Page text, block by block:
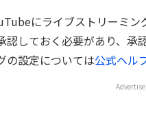
にライブストリーミ
認しておく必要があり、承
の設定については公式ヘル